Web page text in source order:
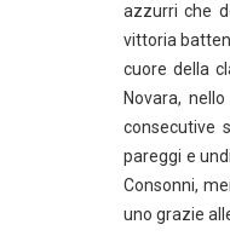
azzurri che
vittoria
cuore della
Novara,
consecutive
pareggi e
Consonni,
uno grazie